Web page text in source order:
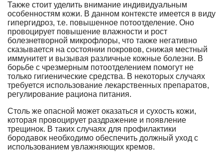
Также стоит уделить внимание индивидуальным
особенностям кожи. В данном контексте имеется в виду
гипергидроз, т.е. повышенное потоотделение. Оно
провоцирует повышение влажности и рост
болезнетворной микрофлоры, что также негативно
сказывается на состоянии покровов, снижая местный
иммунитет и вызывая различные кожные болезни. В
борьбе с чрезмерным потоотделением помогут не
только гигиенические средства. В некоторых случаях
требуется использование лекарственных препаратов,
регулирование рациона питания.
Столь же опасной может оказаться и сухость кожи,
которая провоцирует раздражение и появление
трещинок. В таких случаях для профилактики
бородавок необходимо обеспечить должный уход с
использованием увлажняющих кремов.